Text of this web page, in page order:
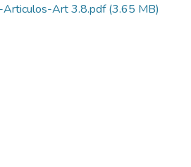
Art 3.8.pdf(3.65 MB)